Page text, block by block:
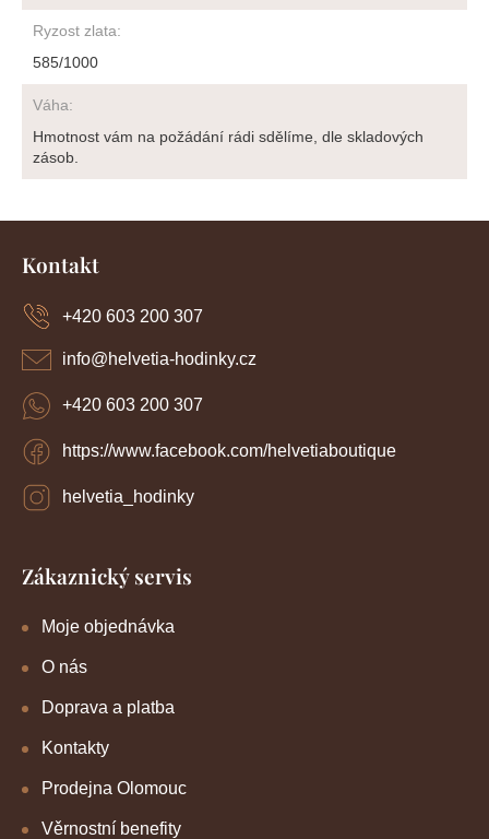
Ryzost zlata:
585/1000
Váha:
Hmotnost vám na požádání rádi sdělíme, dle skladových
zásob.
Kontakt
info@helvetia-hodinky.cz
+420 603 200 307
https://www.facebook.com/helvetiaboutique
helvetia_hodinky
+420 603 200 307
Zákaznický servis
Moje objednávka
O nás
Doprava a platba
Kontakty
Prodejna Olomouc
Věrnostní benefity